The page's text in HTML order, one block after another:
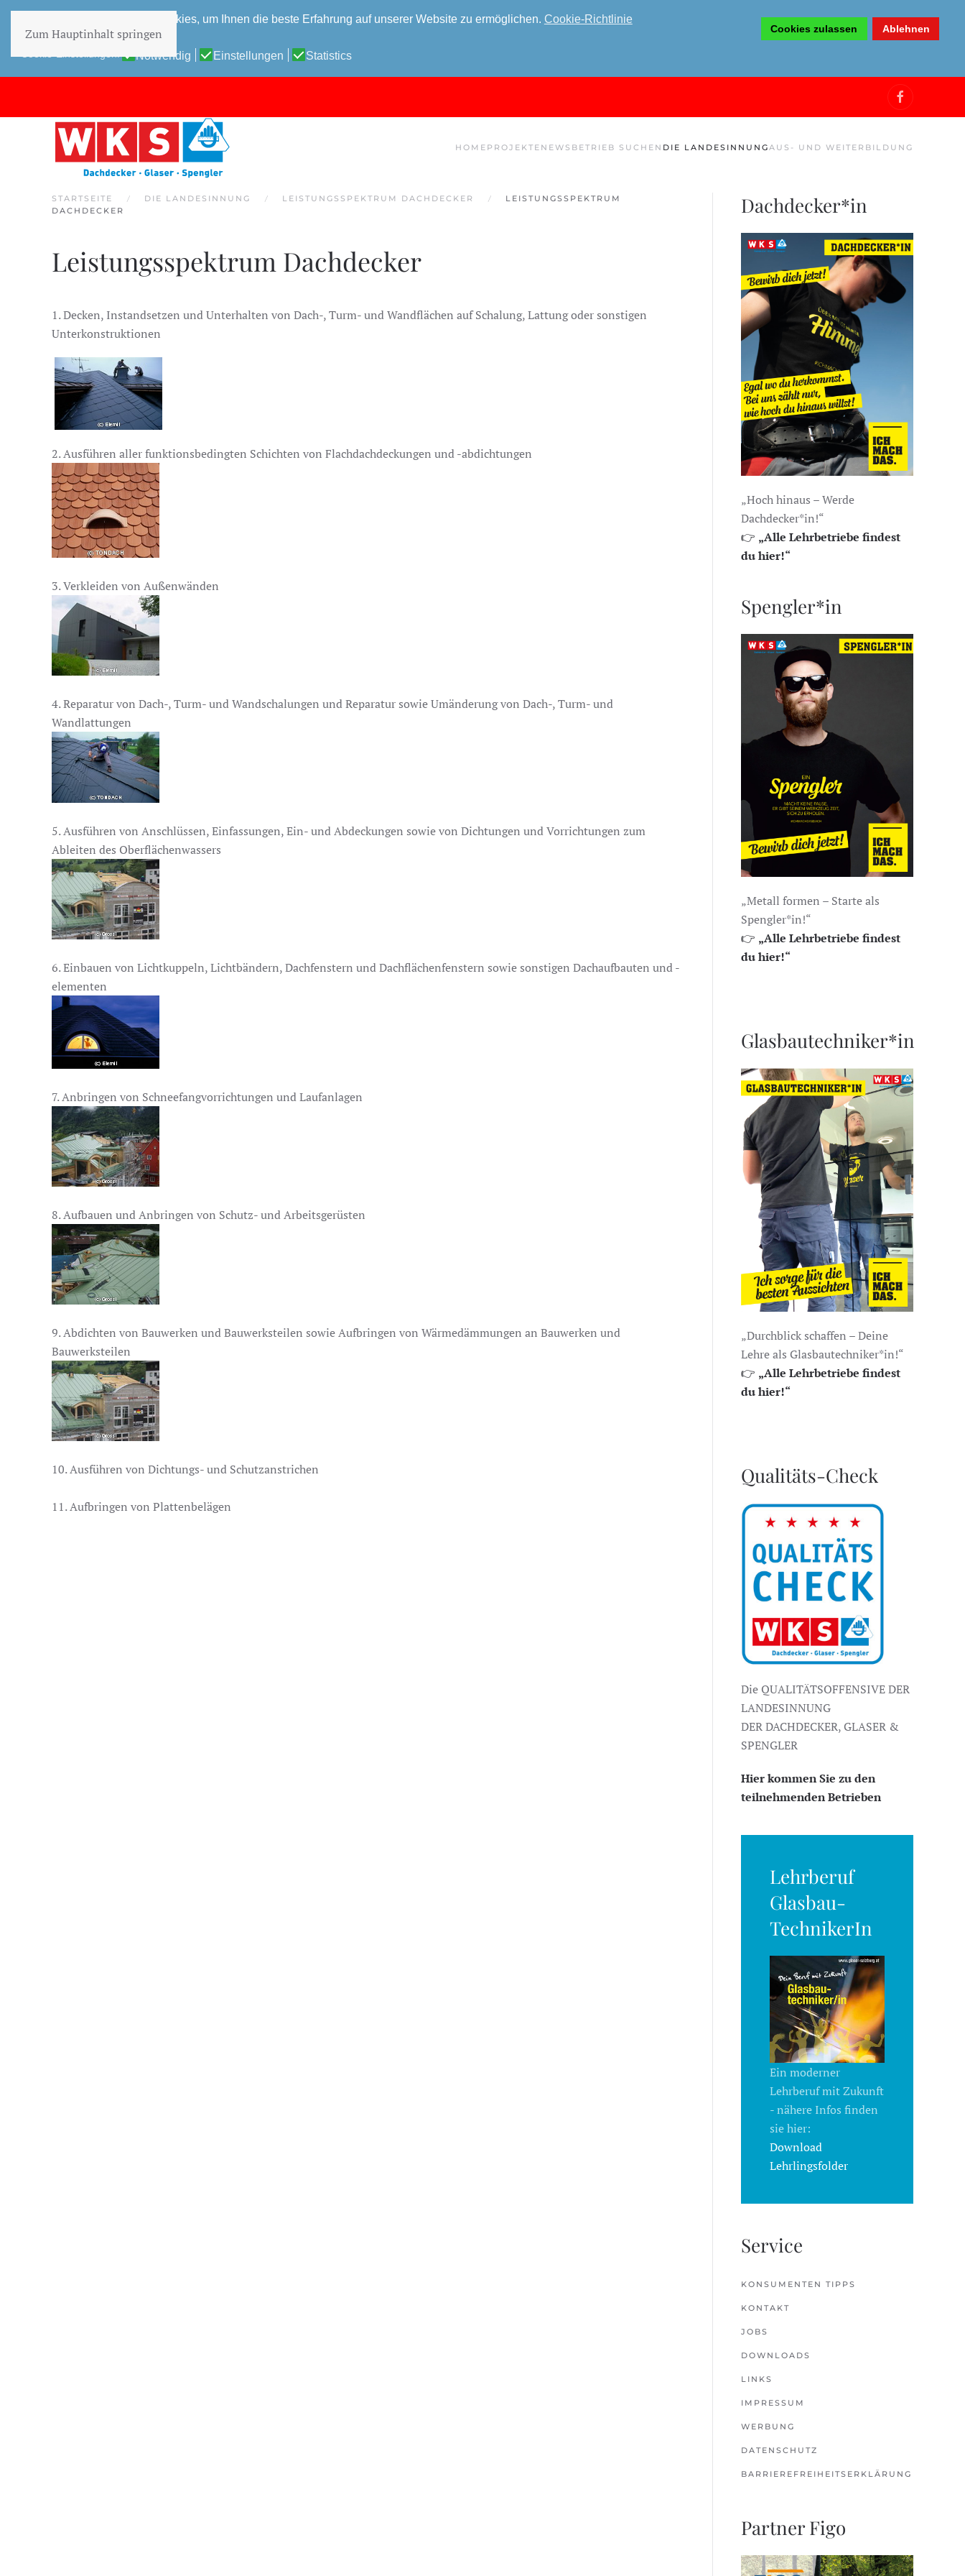
Diese Website verwendet Cookies, um Ihnen die beste Erfahrung auf unserer Website zu ermöglichen. Cookie-Richtlinie
Datenschutz-Bestimmungen
Cookies zulassen Ablehnen
Notwendig Einstellungen Statistics
Zum Hauptinhalt springen
HOME PROJEKTE NEWS BETRIEB SUCHEN DIE LANDESINNUNGAUS- UND WEITERBILDUNG
STARTSEITE DIE LANDESINNUNG LEISTUNGSSPEKTRUM DACHDECKER
LEISTUNGSSPEKTRUM
DACHDECKER
Leistungsspektrum Dachdecker
1. Decken, Instandsetzen und Unterhalten von Dach-, Turm- und Wandflächen auf Schalung, Lattung oder sonstigen
Unterkonstruktionen
2. Ausführen aller funktionsbedingten Schichten von Flachdachdeckungen und -abdichtungen
3. Verkleiden von Außenwänden
4. Reparatur von Dach-, Turm- und Wandschalungen und Reparatur sowie Umänderung von Dach-, Turm- und
Wandlattungen
5. Ausführen von Anschlüssen, Einfassungen, Ein- und Abdeckungen sowie von Dichtungen und Vorrichtungen zum
Ableiten des Oberflächenwassers
6. Einbauen von Lichtkuppeln, Lichtbändern, Dachfenstern und Dachflächenfenstern sowie sonstigen Dachaufbauten und -
elementen
7. Anbringen von Schneefangvorrichtungen und Laufanlagen
8. Aufbauen und Anbringen von Schutz- und Arbeitsgerüsten
9. Abdichten von Bauwerken und Bauwerksteilen sowie Aufbringen von Wärmedämmungen an Bauwerken und
Bauwerksteilen
10. Ausführen von Dichtungs- und Schutzanstrichen
11. Aufbringen von Plattenbelägen
Dachdecker*in
„Hoch hinaus – Werde
Dachdecker*in!“
👉 „Alle Lehrbetriebe findest
du hier!“
Spengler*in
„Metall formen – Starte als
Spengler*in!“
👉 „Alle Lehrbetriebe findest
du hier!“
Glasbautechniker*in
„Durchblick schaffen – Deine
Lehre als Glasbautechniker*in!“
👉 „Alle Lehrbetriebe findest
du hier!“
Qualitäts-Check
Die QUALITÄTSOFFENSIVE DER
LANDESINNUNG
DER DACHDECKER, GLASER &
SPENGLER
Hier kommen Sie zu den
teilnehmenden Betrieben
Lehrberuf
Glasbau-
TechnikerIn
Ein moderner
Lehrberuf mit Zukunft
- nähere Infos finden
sie hier:
Download
Lehrlingsfolder
Service
KONSUMENTEN TIPPS
KONTAKT
JOBS
DOWNLOADS
LINKS
IMPRESSUM
WERBUNG
DATENSCHUTZ
BARRIEREFREIHEITSERKLÄRUNG
Partner Figo